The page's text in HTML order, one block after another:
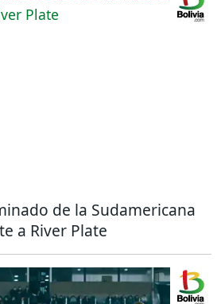
de la Sudamericana
a River Plate